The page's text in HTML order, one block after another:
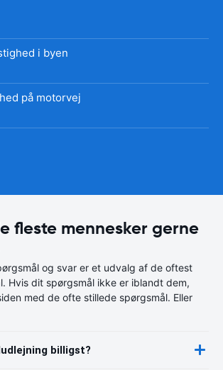
i byen
på motorvej
fleste mennesker gerne
og svar er et udvalg af de oftest
Hvis dit spørgsmål ikke er iblandt dem,
med de ofte stillede spørgsmål. Eller
billigst?